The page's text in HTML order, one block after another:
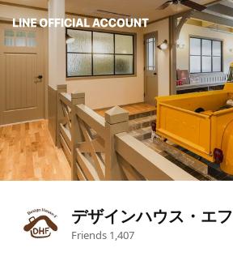
デザインハウス・エフ
Friends 1,407